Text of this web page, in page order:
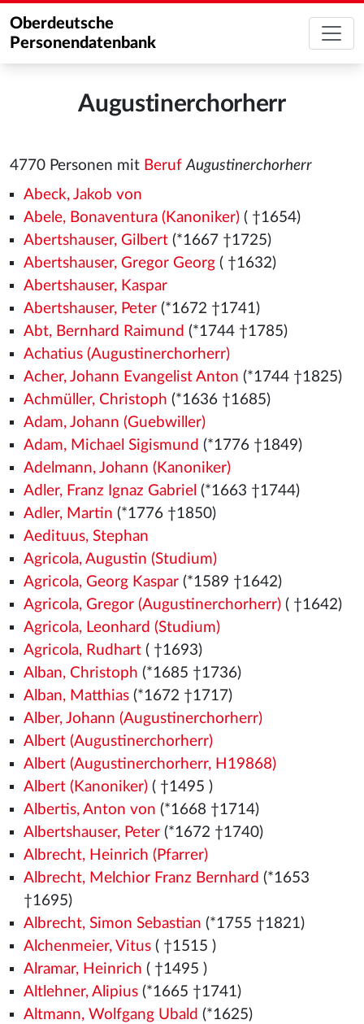
Oberdeutsche
Personendatenbank
Augustinerchorherr
4770 Personen mit Beruf Augustinerchorherr
Abeck, Jakob von
Abele, Bonaventura (Kanoniker)( †1654)
Abertshauser, Gilbert(*1667 †1725)
Abertshauser, Gregor Georg( †1632)
Abertshauser, Kaspar
Abertshauser, Peter(*1672 †1741)
Abt, Bernhard Raimund (*1744 †1785)
Achatius (Augustinerchorherr)
Acher, Johann Evangelist Anton (*1744 †1825)
Achmüller, Christoph (*1636 †1685)
Adam, Johann (Guebwiller)
Adam, Michael Sigismund (*1776 †1849)
Adelmann, Johann (Kanoniker)
Adler, Franz Ignaz Gabriel (*1663 †1744)
Adler, Martin (*1776 †1850)
Aedituus, Stephan
Agricola, Augustin (Studium)
Agricola, Georg Kaspar(*1589 †1642)
Agricola, Gregor (Augustinerchorherr)( †1642)
Agricola, Leonhard (Studium)
Agricola, Rudhart( †1693)
Alban, Christoph (*1685 †1736)
Alban, Matthias(*1672 †1717)
Alber, Johann (Augustinerchorherr)
Albert (Augustinerchorherr)
Albert (Augustinerchorherr, H19868)
Albert (Kanoniker)( †1495 )
Albertis, Anton von (*1668 †1714)
Albertshauser, Peter(*1672 †1740)
Albrecht, Heinrich (Pfarrer)
Albrecht, Melchior Franz Bernhard (*1653
†1695)
Albrecht, Simon Sebastian (*1755 †1821)
Alchenmeier, Vitus( †1515 )
Alramar, Heinrich ( †1495 )
Altlehner, Alipius(*1665 †1741)
Altmann, Wolfgang Ubald (*1625)